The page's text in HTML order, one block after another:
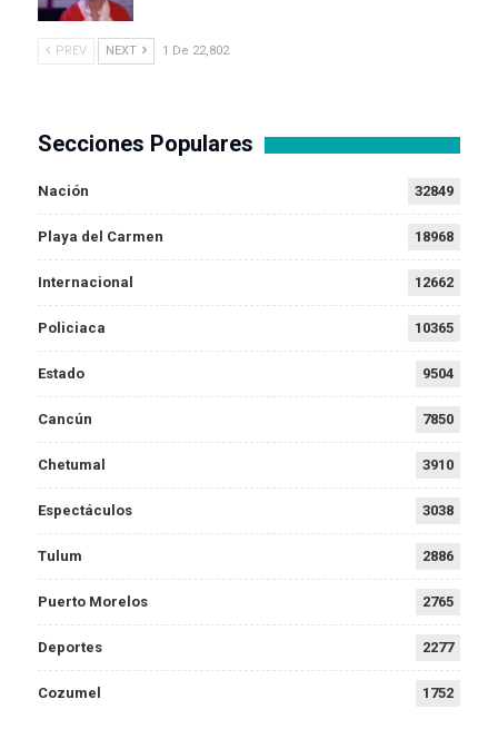
PREV NEXT 1 De 22,802
Secciones Populares
Nación 32849
Playa del Carmen 18968
Internacional 12662
Policiaca 10365
Estado 9504
Cancún 7850
Chetumal 3910
Espectáculos 3038
Tulum 2886
Puerto Morelos 2765
Deportes 2277
Cozumel 1752